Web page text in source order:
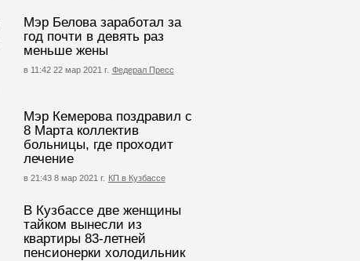
Мэр Белова заработал за
год почти в девять раз
меньше жены
в 11:42 22 мар 2021 г. Федерал Пресс
Мэр Кемерова поздравил с
8 Марта коллектив
больницы, где проходит
лечение
в 21:43 8 мар 2021 г. КП в Кузбассе
В Кузбассе две женщины
тайком вынесли из
квартиры 83-летней
пенсионерки холодильник